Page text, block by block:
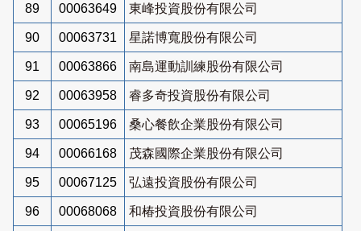
89 00063649 東峰投資股份有限公司
90 00063731 星諾博寬股份有限公司
91 00063866 南島運動訓練股份有限公司
92 00063958 睿多奇投資股份有限公司
93 00065196 桑心餐飲企業股份有限公司
94 00066168 茂森國際企業股份有限公司
95 00067125 弘遠投資股份有限公司
96 00068068 和椿投資股份有限公司